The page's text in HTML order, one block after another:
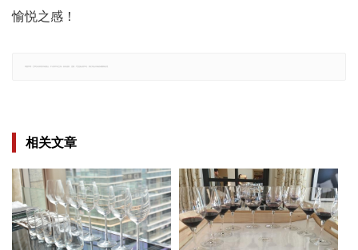
愉悦之感！
相关文章